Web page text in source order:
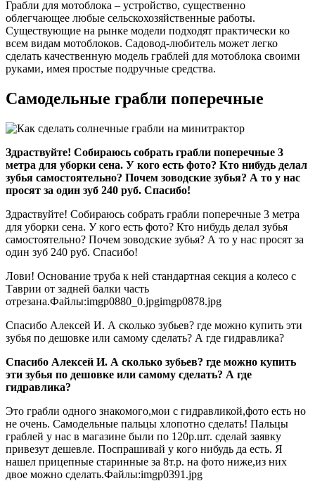
Грабли для мотоблока – устройство, существенно
облегчающее любые сельскохозяйственные работы.
Существующие на рынке модели подходят практически ко
всем видам мотоблоков. Садовод-любитель может легко
сделать качественную модель граблей для мотоблока своими
руками, имея простые подручные средства.
Самодельные грабли поперечные
Здраствуйте! Собираюсь собрать грабли поперечные 3
метра для уборки сена. У кого есть фото? Кто нибудь делал
зубья самостоятельно? Почем зоводские зубья? А то у нас
просят за один зуб 240 руб. Спасибо!
Здраствуйте! Собираюсь собрать грабли поперечные 3 метра
для уборки сена. У кого есть фото? Кто нибудь делал зубья
самостоятельно? Почем зоводские зубья? А то у нас просят за
один зуб 240 руб. Спасибо!
Лови! Основание труба к ней стандартная секция а колесо с
Таврии от задней балки часть
отрезана.Файлы:imgp0880_0.jpgimgp0878.jpg
Спасибо Алексей И. А сколько зубьев? где можно купить эти
зубья по дешовке или самому сделать? А где гидравлика?
Спасибо Алексей И. А сколько зубьев? где можно купить
эти зубья по дешовке или самому сделать? А где
гидравлика?
Это грабли одного знакомого,мои с гидравликой,фото есть но
не очень. Самодельные пальцы хлопотно сделать! Пальцы
граблей у нас в магазине были по 120р.шт. сделай заявку
привезут дешевле. Поспрашивай у кого нибудь да есть. Я
нашел прицепные старинные за 8т.р. на фото ниже,из них
двое можно сделать.Файлы:imgp0391.jpg